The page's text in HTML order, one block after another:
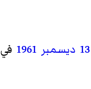
13 ديسمبر 1961 في